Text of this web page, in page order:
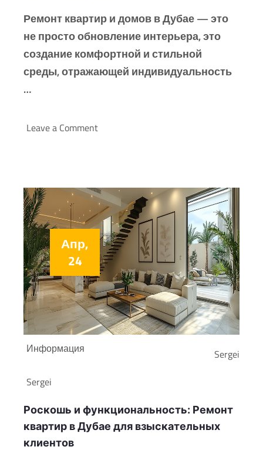
Ремонт квартир и домов в Дубае — это
не просто обновление интерьера, это
создание комфортной и стильной
среды, отражающей индивидуальность
…
Leave a Comment
Апр,
24
Информация
Sergei
Sergei
Роскошь и функциональность: Ремонт
квартир в Дубае для взыскательных
клиентов